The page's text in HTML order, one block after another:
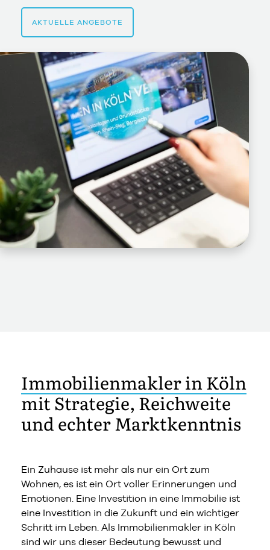
AKTUELLE ANGEBOTE
Immobilienmakler in Köln
mit Strategie, Reichweite
und echter Marktkenntnis
Ein Zuhause ist mehr als nur ein Ort zum
Wohnen, es ist ein Ort voller Erinnerungen und
Emotionen. Eine Investition in eine Immobilie ist
eine Investition in die Zukunft und ein wichtiger
Schritt im Leben. Als Immobilienmakler in Köln
sind wir uns dieser Bedeutung bewusst und